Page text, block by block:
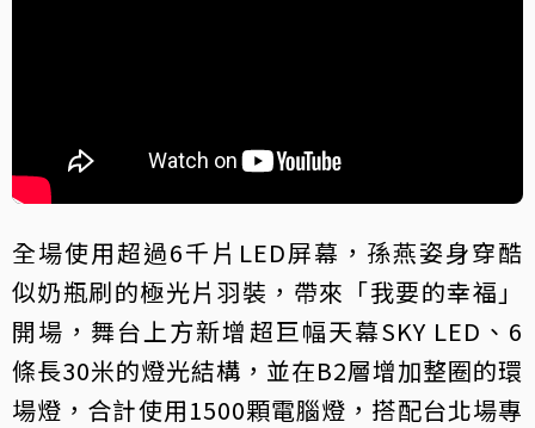
全場使用超過6千片LED屏幕，孫燕姿身穿酷
似奶瓶刷的極光片羽裝，帶來「我要的幸福」
開場，舞台上方新增超巨幅天幕SKY LED、6
條長30米的燈光結構，並在B2層增加整圈的環
場燈，合計使用1500顆電腦燈，搭配台北場專